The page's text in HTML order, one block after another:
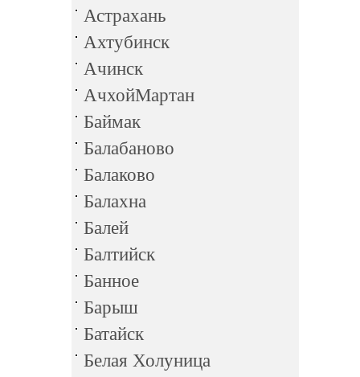
Астрахань
Ахтубинск
Ачинск
АчхойМартан
Баймак
Балабаново
Балаково
Балахна
Балей
Балтийск
Банное
Барыш
Батайск
Белая Холуница